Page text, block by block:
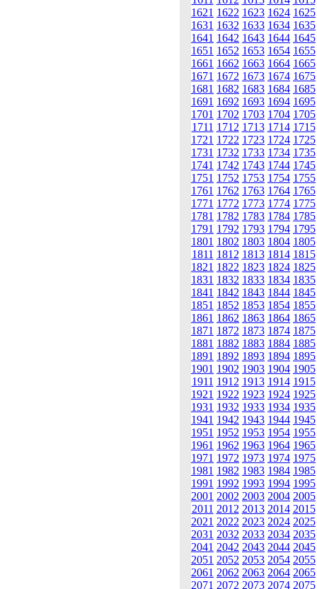
1621 1622 1623 1624 1625
1631 1632 1633 1634 1635
1641 1642 1643 1644 1645
1651 1652 1653 1654 1655
1661 1662 1663 1664 1665
1671 1672 1673 1674 1675
1681 1682 1683 1684 1685
1691 1692 1693 1694 1695
1701 1702 1703 1704 1705
1711 1712 1713 1714 1715
1721 1722 1723 1724 1725
1731 1732 1733 1734 1735
1741 1742 1743 1744 1745
1751 1752 1753 1754 1755
1761 1762 1763 1764 1765
1771 1772 1773 1774 1775
1781 1782 1783 1784 1785
1791 1792 1793 1794 1795
1801 1802 1803 1804 1805
1811 1812 1813 1814 1815
1821 1822 1823 1824 1825
1831 1832 1833 1834 1835
1841 1842 1843 1844 1845
1851 1852 1853 1854 1855
1861 1862 1863 1864 1865
1871 1872 1873 1874 1875
1881 1882 1883 1884 1885
1891 1892 1893 1894 1895
1901 1902 1903 1904 1905
1911 1912 1913 1914 1915
1921 1922 1923 1924 1925
1931 1932 1933 1934 1935
1941 1942 1943 1944 1945
1951 1952 1953 1954 1955
1961 1962 1963 1964 1965
1971 1972 1973 1974 1975
1981 1982 1983 1984 1985
1991 1992 1993 1994 1995
2001 2002 2003 2004 2005
2011 2012 2013 2014 2015
2021 2022 2023 2024 2025
2031 2032 2033 2034 2035
2041 2042 2043 2044 2045
2051 2052 2053 2054 2055
2061 2062 2063 2064 2065
2071 2072 2073 2074 2075